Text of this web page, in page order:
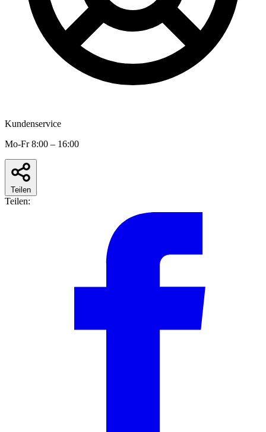
Kundenservice
Mo-Fr 8:00 – 16:00
Teilen
Teilen: